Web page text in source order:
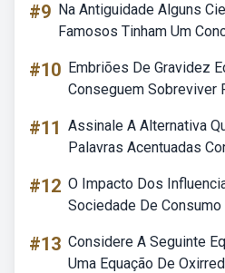
#9 Na Antiguidade Alguns
Famosos Tinham Um
#10 Embriões De Gravidez
Conseguem Sobreviver
#11 Assinale A Alternativa
Palavras Acentuadas
#12 O Impacto Dos
Sociedade De Consumo
#13 Considere A Seguinte
Uma Equação De